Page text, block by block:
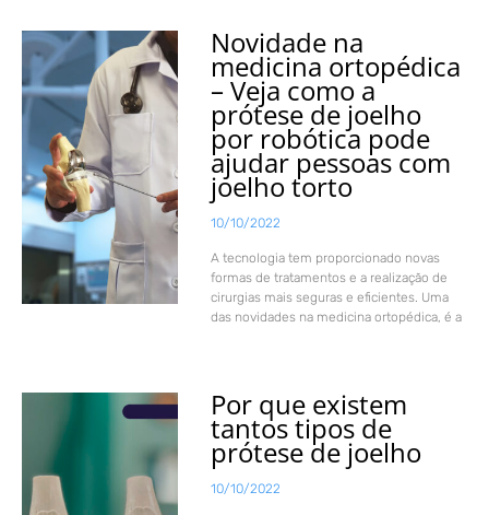
Novidade na
medicina ortopédica
– Veja como a
prótese de joelho
por robótica pode
ajudar pessoas com
joelho torto
10/10/2022
A tecnologia tem proporcionado novas
formas de tratamentos e a realização de
cirurgias mais seguras e eficientes. Uma
das novidades na medicina ortopédica, é a
Por que existem
tantos tipos de
prótese de joelho
10/10/2022